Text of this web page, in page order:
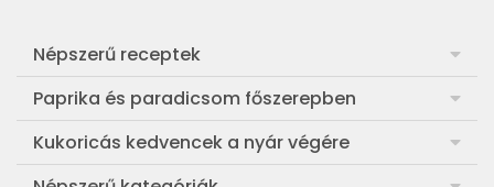
Népszerű receptek
Frankfurti leves
Egyszerű muffin
Aranygaluska
Paprika és paradicsom főszerepben
Pan con Tomate
Paradicsom és paprika eltevése télre
Kukoricás kedvencek a nyár végére
Legfinomabb főtt kukorica